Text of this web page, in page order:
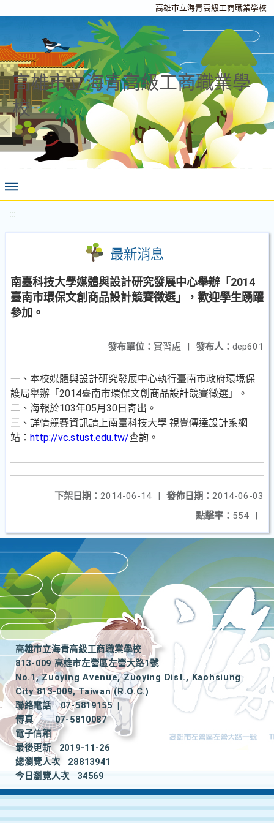
高雄市立海青高級工商職業學校
高雄市立海青高級工商職業學
校
:::
最新消息
南臺科技大學媒體與設計研究發展中心舉辦「2014
臺南市環保文創商品設計競賽徵選」，歡迎學生踴躍
參加。
發布人： dep601
發布單位： 實習處 |
一、本校媒體與設計研究發展中心執行臺南市政府環境保
護局舉辦「2014臺南市環保文創商品設計競賽徵選」。
二、海報於103年05月30日寄出。
三、詳情競賽資訊請上南臺科技大學 視覺傳達設計系網
站： http://vc.stust.edu.tw/查詢。
發佈日期： 2014-06-03
下架日期： 2014-06-14
|
點擊率： 554 |
高雄市立海青高級工商職業學校
813-009 高雄市左營區左營大路1號
No.1, Zuoying Avenue, Zuoying Dist., Kaohsiung
City 813-009, Taiwan (R.O.C.)
聯絡電話
07-5819155
|
傳真
07-5810087
電子信箱
最後更新
2019-11-26
總瀏覽人次
28813941
今日瀏覽人次
34569